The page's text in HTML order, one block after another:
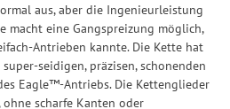
aus, aber die Ingenieurleistung
macht eine Gangspreizung möglich,
Antrieben kannte. Die Kette hat
seidigen, präzisen, schonenden
Eagle™-Antriebs. Die Kettenglieder
scharfe Kanten oder